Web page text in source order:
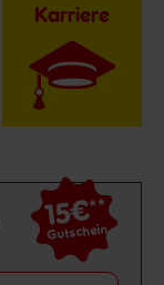
Karriere
15€**
Gutschein